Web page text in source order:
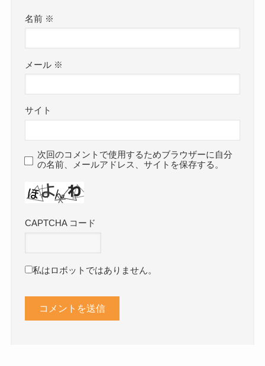
名前 ※
メール ※
サイト
次回のコメントで使用するためブラウザーに自分
の名前、メールアドレス、サイトを保存する。
CAPTCHA コード
私はロボットではありません。